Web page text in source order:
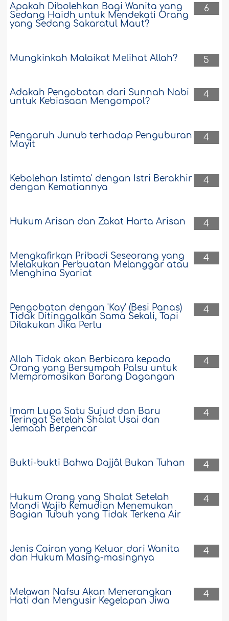
6
Apakah Dibolehkan Bagi Wanita yang
Sedang Haidh untuk Mendekati Orang
yang Sedang Sakaratul Maut?
5
Mungkinkah Malaikat Melihat Allah?
4
Adakah Pengobatan dari Sunnah Nabi
untuk Kebiasaan Mengompol?
4
Pengaruh Junub terhadap Penguburan
Mayit
4
Kebolehan Istimta' dengan Istri Berakhir
dengan Kematiannya
4
Hukum Arisan dan Zakat Harta Arisan
4
Mengkafirkan Pribadi Seseorang yang
Melakukan Perbuatan Melanggar atau
Menghina Syariat
4
Pengobatan dengan 'Kay' (Besi Panas)
Tidak Ditinggalkan Sama Sekali, Tapi
Dilakukan Jika Perlu
4
Allah Tidak akan Berbicara kepada
Orang yang Bersumpah Palsu untuk
Mempromosikan Barang Dagangan
4
Imam Lupa Satu Sujud dan Baru
Teringat Setelah Shalat Usai dan
Jemaah Berpencar
4
Bukti-bukti Bahwa Dajjâl Bukan Tuhan
4
Hukum Orang yang Shalat Setelah
Mandi Wajib Kemudian Menemukan
Bagian Tubuh yang Tidak Terkena Air
4
Jenis Cairan yang Keluar dari Wanita
dan Hukum Masing-masingnya
4
Melawan Nafsu Akan Menerangkan
Hati dan Mengusir Kegelapan Jiwa